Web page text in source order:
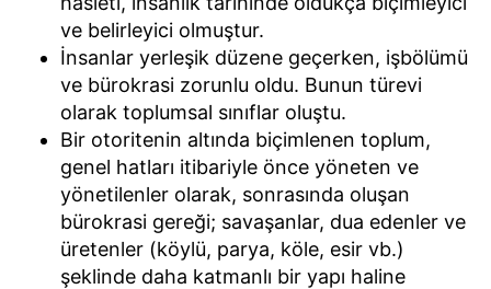
ve belirleyici olmuştur.
İnsanlar yerleşik düzene geçerken, işbölümü
ve bürokrasi zorunlu oldu. Bunun türevi
olarak toplumsal sınıflar oluştu.
Bir otoritenin altında biçimlenen toplum,
genel hatları itibariyle önce yöneten ve
yönetilenler olarak, sonrasında oluşan
bürokrasi gereği; savaşanlar, dua edenler ve
üretenler (köylü, parya, köle, esir vb.)
şeklinde daha katmanlı bir yapı haline